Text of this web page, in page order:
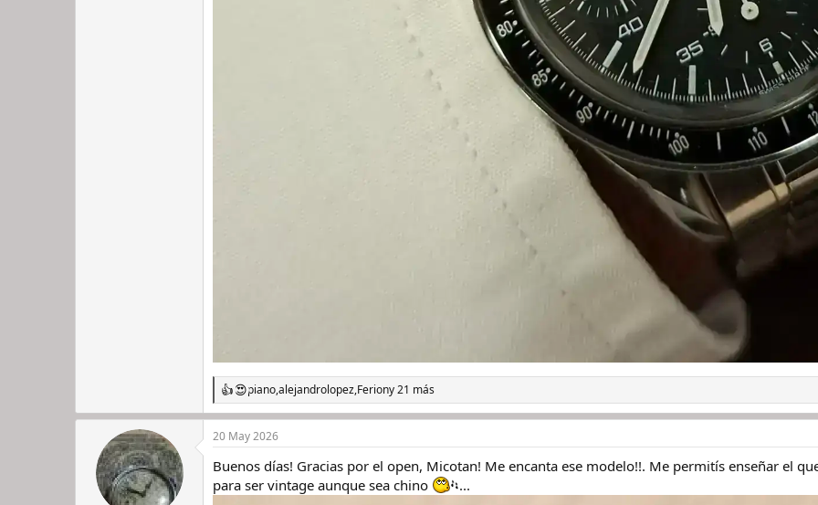
R
e
a
c
i
o
n
piano,alejandrolopez,Feriony 21 más
20 May 2026
Buenos días! Gracias por el open, Micotan! Me encanta ese modelo!!. Me permitís enseñar el
para ser vintage aunque sea chino
...